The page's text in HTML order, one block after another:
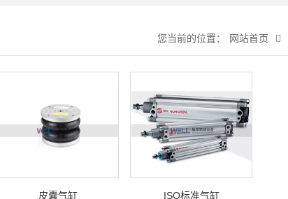
您当前的位置： 网站首页
皮囊气缸 ISO标准气缸